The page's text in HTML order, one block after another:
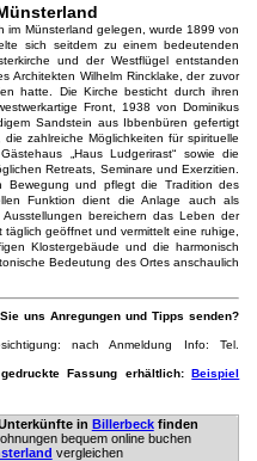
im Münsterland gelegen, wurde 1899 von
sich seitdem zu einem bedeutenden
und der Westflügel entstanden
Architekten Wilhelm Rincklake, der zuvor
hatte. Die Kirche besticht durch ihren
Front, 1938 von Dominikus
Sandstein aus Ibbenbüren gefertigt
zahlreiche Möglichkeiten für spirituelle
„Haus Ludgerirast“ sowie die
Retreats, Seminare und Exerzitien.
Bewegung und pflegt die Tradition des
Funktion dient die Anlage auch als
bereichern das Leben der
geöffnet und vermittelt eine ruhige,
Klostergebäude und die harmonisch
Bedeutung des Ortes anschaulich
uns Anregungen und Tipps senden?
nach Anmeldung Info: Tel.
Fassung erhältlich:Beispiel
in Billerbeckfinden
bequem online buchen
vergleichen